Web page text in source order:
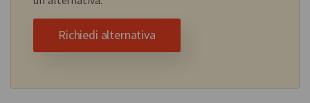
Richiedi alternativa